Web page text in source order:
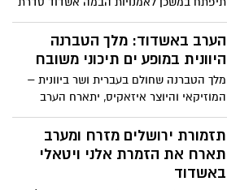
מופעי מחול חדשה, מרגשת וסוחפת
בהשתתפות להקות המחול מהשורה הראשונה
בישראל שכבשו בהצלחה את במות המחול
הערב באשדוד: מלך הטברנה
היוונית במופע ים תיכוני משובח
מלך הטברנה שחולם בעברית ושר ביוונית –
המוזיקאי והיוצר איזאקיס, יתארח הערב
במרכז קהילתי גולדי באשדוד עם מופע יווני
משובח, במהלכו ישלב מוזיקה טורקית וים
תיכונית
תזמורת ירושלים מזרח ומערב
תארח את הזמרת אלני ויטאלי
באשדוד